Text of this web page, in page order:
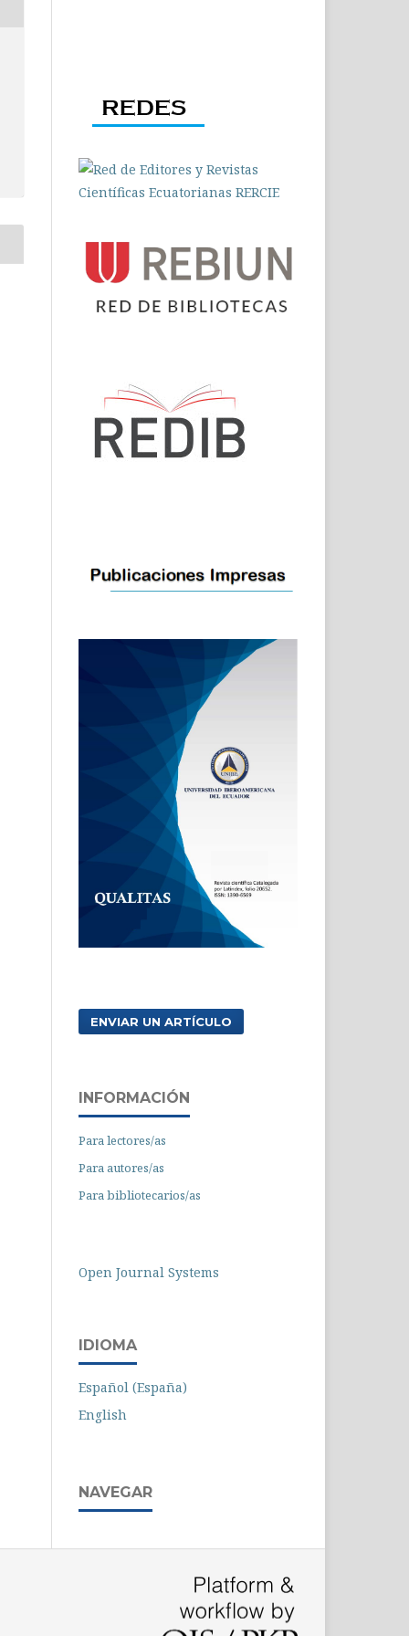
ENVIAR UN ARTÍCULO
INFORMACIÓN
Para lectores/as
Para autores/as
Para bibliotecarios/as
Open Journal Systems
IDIOMA
Español (España)
English
NAVEGAR